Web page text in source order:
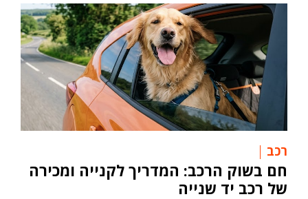
רכב
חם בשוק הרכב: המדריך לקנייה ומכירה
של רכב יד שנייה